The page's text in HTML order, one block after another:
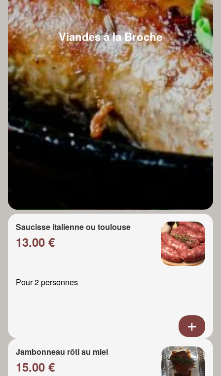
Viandes à la Broche
Saucisse italienne ou toulouse
13.00 €
Pour 2 personnes
Jambonneau rôti au miel
15.00 €